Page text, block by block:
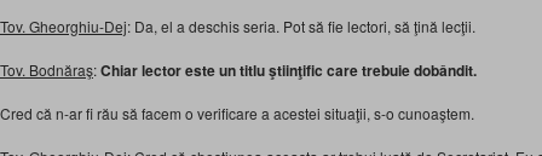
Tov. Gheorghiu-Dej: Da, el a deschis seria. Pot să fie lectori, să ţină lecţii.
Tov. Bodnăraş:Chiar lector este un titlu ştiinţific care trebuie dobândit.
Cred că n-ar fi rău să facem o verificare a acestei situaţii, s-o cunoaştem.